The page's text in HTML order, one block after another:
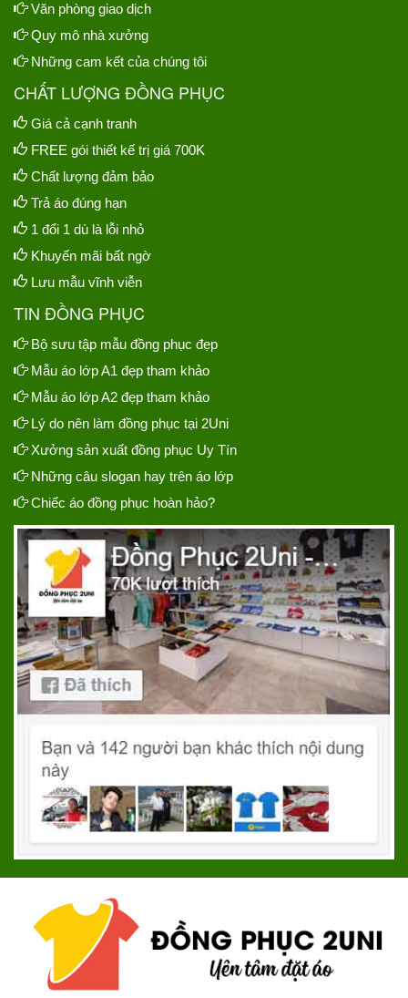
Văn phòng giao dịch
Quy mô nhà xưởng
Những cam kết của chúng tôi
CHẤT LƯỢNG ĐỒNG PHỤC
Giá cả cạnh tranh
FREE gói thiết kế trị giá 700K
Chất lượng đảm bảo
Trả áo đúng hạn
1 đổi 1 dù là lỗi nhỏ
Khuyến mãi bất ngờ
Lưu mẫu vĩnh viễn
TIN ĐỒNG PHỤC
Bộ sưu tập mẫu đồng phục đẹp
Mẫu áo lớp A1 đẹp tham khảo
Mẫu áo lớp A2 đẹp tham khảo
Lý do nên làm đồng phục tại 2Uni
Xưởng sản xuất đồng phục Uy Tín
Những câu slogan hay trên áo lớp
Chiếc áo đồng phục hoàn hảo?